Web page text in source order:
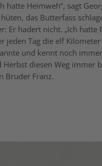
hatte Heimweh“, sagt
das Butterfass
Er hadert nicht. „Ich
Tag die elf
und kennt noch
diesen Weg immer
Bruder Franz.